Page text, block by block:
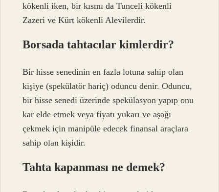
kökenli iken, bir kısmı da Tunceli kökenli
Zazeri ve Kürt kökenli Alevilerdir.
Borsada tahtacılar kimlerdir?
Bir hisse senedinin en fazla lotuna sahip olan
kişiye (spekülatör hariç) oduncu denir. Oduncu,
bir hisse senedi üzerinde spekülasyon yapıp onu
kar elde etmek veya fiyatı yukarı ve aşağı
çekmek için manipüle edecek finansal araçlara
sahip olan kişidir.
Tahta kapanması ne demek?